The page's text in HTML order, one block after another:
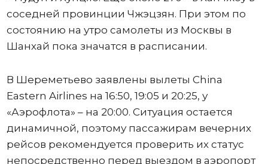
соседней провинции Чжэцзян. При этом по
состоянию на утро самолеты из Москвы в
Шанхай пока значатся в расписании.
В Шереметьево заявлены вылеты China
Eastern Airlines на 16:50, 19:05 и 20:25, у
«Аэрофлота» – на 20:00. Ситуация остается
динамичной, поэтому пассажирам вечерних
рейсов рекомендуется проверить их статус
непосредственно перед выездом в аэропорт